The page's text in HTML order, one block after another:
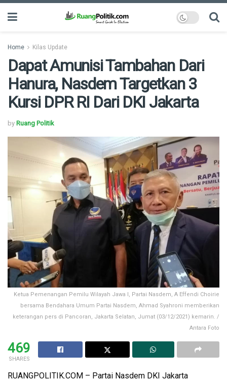
Home Kilas Update
Dapat Amunisi Tambahan Dari
Hanura, Nasdem Targetkan 3
Kursi DPR RI Dari DKI Jakarta
by Ruang Politik
Ketua Pemenangan Pemilu Wilayah Jawa I, Partai Nasdem, A Effendi Choirie
bersama Bendahara Umum Partai Nasdem, Ahmad Syahroni memberikan
keterangan pers di Pancoran, Jakarta Selatan, Jumat (03/12/2021) kemarin. /
Antara Foto
469
SHARES
RUANGPOLITIK.COM – Partai Nasdem DKI Jakarta